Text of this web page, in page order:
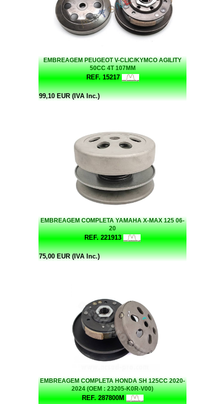
EMBREAGEM PEUGEOT V-CLIC/KYMCO AGILITY
50CC 4T 107MM
REF. 15217
99,10 EUR (IVA Inc.)
EMBREAGEM COMPLETA YAMAHA X-MAX 125 06-
20
REF. 221913
75,00 EUR (IVA Inc.)
EMBREAGEM COMPLETA HONDA SH 125CC 2020-
2024 (OEM : 23205-K0R-V00)
REF. 287800M